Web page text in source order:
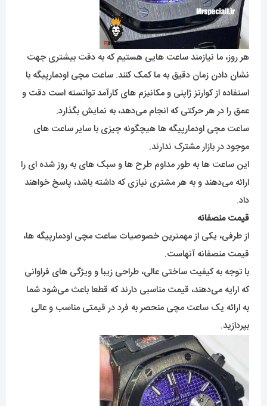
هر روز، ما نیازمند ساعت هایی هستیم که به دقت بیشتری جهت
نشان دادن زمان دقیق به ما کمک کنند. ساعت مچی اودمارپیگه با
استفاده از کوارتز ژاپنی و مکانیزم های کارآمد توانسته است دقت و
عمق را در هر حرکتی که انجام می‌دهد، به نمایش بگذارد.
ساعت مچی اودمارپیگه ها هیچگونه چیزی با سایر ساعت های
موجود در بازار مشترک ندارند.
این ساعت ها به طور مداوم طرح ها و سبک های به روز شده ای را
ارائه می‌دهند و به هر مشتری نیازی که داشته باشد، پاسخ خواهند
داد.
قیمت منصفانه
از طرفی، یکی از مهمترین خصوصیات ساعت مچی اودمارپیگه ها،
قیمت منصفانه آنهاست.
با توجه به کیفیت ساختی عالی، طراحی زیبا و ویژگی های فراوانی
که ارایه می‌دهند، قیمت مناسبی دارند که قطعا باعث می‌شود شما
به ارائه یک ساعت مچی منحصر به فرد در قیمتی مناسب و عالی
بپردازید.